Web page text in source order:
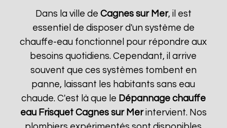
Dans la ville de Cagnes sur Mer, il est
essentiel de disposer d'un système de
chauffe-eau fonctionnel pour répondre aux
besoins quotidiens. Cependant, il arrive
souvent que ces systèmes tombent en
panne, laissant les habitants sans eau
chaude. C'est là que le Dépannage chauffe
eau Frisquet Cagnes sur Merintervient. Nos